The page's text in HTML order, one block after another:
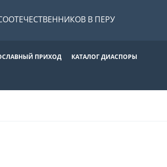
В ПЕРУ
ПРИХОД КАТАЛОГ ДИАСПОРЫ